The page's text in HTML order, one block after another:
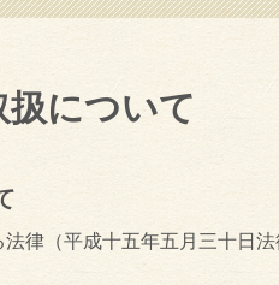
について
律（平成十五年五月三十日